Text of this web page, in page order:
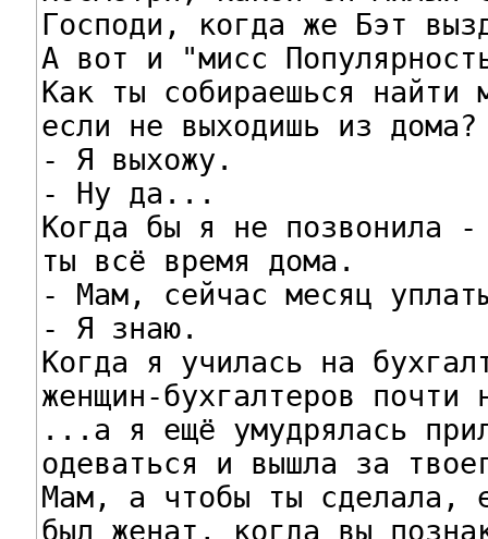
Господи, когда же Бэт
А вот и "мисс
Как ты собираешься найти
если не выходишь из дома?
- Я выхожу.
- Ну да...
Когда бы я не позвонила -
ты всё время дома.
- Мам, сейчас месяц
- Я знаю.
Когда я училась на
женщин-бухгалтеров почти
...а я ещё умудрялась
одеваться и вышла за
Мам, а чтобы ты сделала,
был женат, когда вы